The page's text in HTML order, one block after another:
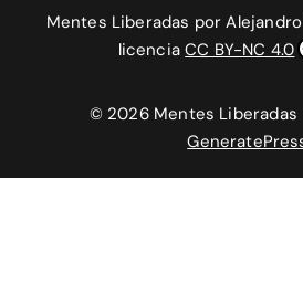
Mentes Liberadas por
licenciaCC BY-NC 4.0
© 2026 Mentes Liberadas